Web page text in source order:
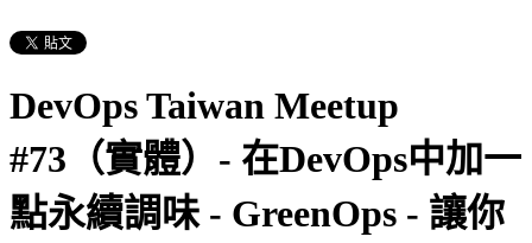
DevOps Taiwan Meetup
#73（實體）- 在DevOps中加一
點永續調味 - GreenOps - 讓你